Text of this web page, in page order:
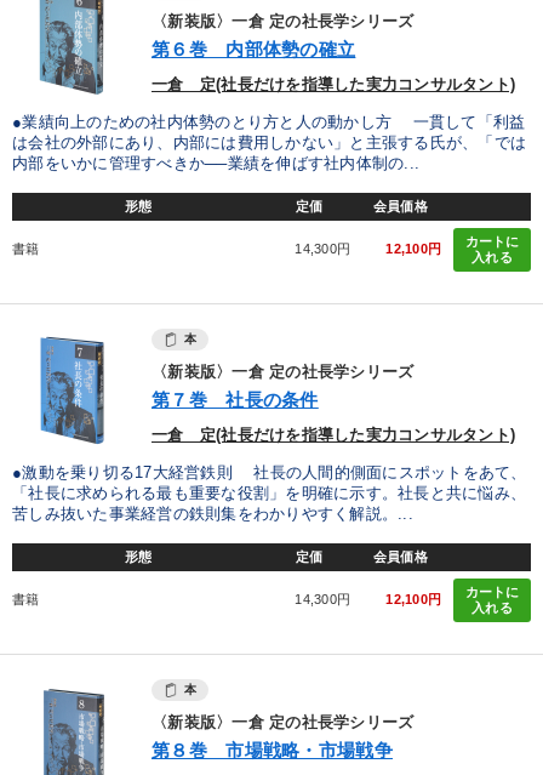
〈新装版〉一倉 定の社長学シリーズ
第６巻 内部体勢の確立
一倉 定(社長だけを指導した実力コンサルタント)
●業績向上のための社内体勢のとり方と人の動かし方 一貫して「利益
は会社の外部にあり、内部には費用しかない」と主張する氏が、「では
内部をいかに管理すべきか──業績を伸ばす社内体制の...
形態 定価 会員価格
書籍 14,300円 12,100円
カートに
入れる
本
〈新装版〉一倉 定の社長学シリーズ
第７巻 社長の条件
一倉 定(社長だけを指導した実力コンサルタント)
●激動を乗り切る17大経営鉄則 社長の人間的側面にスポットをあて、
「社長に求められる最も重要な役割」を明確に示す。社長と共に悩み、
苦しみ抜いた事業経営の鉄則集をわかりやすく解説。...
形態 定価 会員価格
書籍 14,300円 12,100円
カートに
入れる
本
〈新装版〉一倉 定の社長学シリーズ
第８巻 市場戦略・市場戦争